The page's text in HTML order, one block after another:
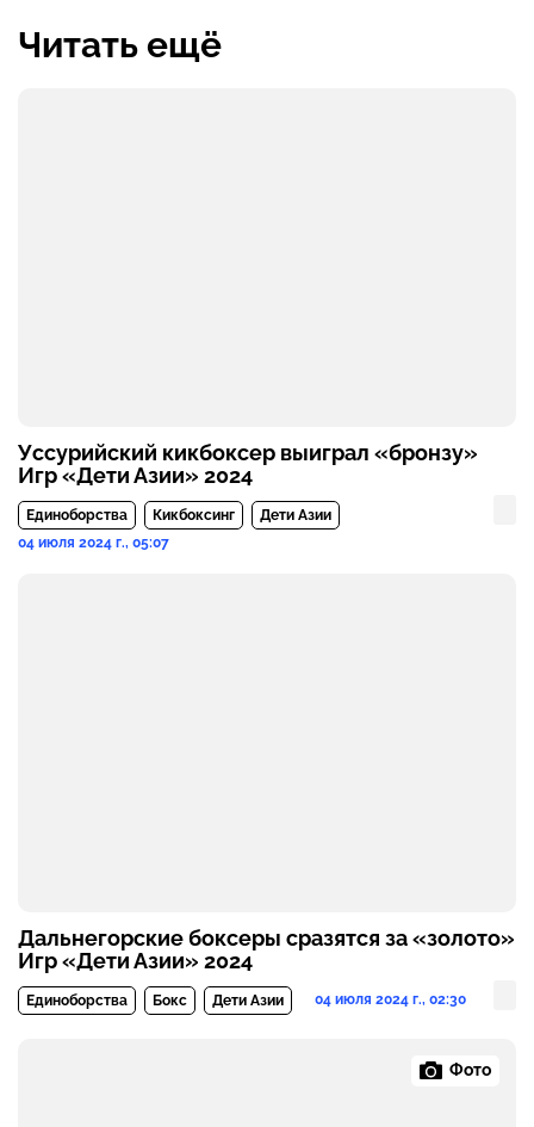
Читать ещё
Уссурийский кикбоксер выиграл «бронзу»
Игр «Дети Азии» 2024
Единоборства Кикбоксинг
Дети Азии
04 июля 2024 г., 05:07
Дальнегорские боксеры сразятся за «золото»
Игр «Дети Азии» 2024
Единоборства Бокс Дети Азии 04 июля 2024 г., 02:30
Фото